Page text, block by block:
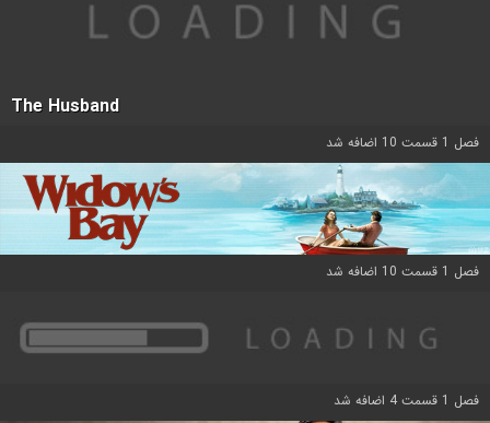
The Husband
فصل 1 قسمت 10 اضافه شد
فصل 1 قسمت 10 اضافه شد
فصل 1 قسمت 4 اضافه شد